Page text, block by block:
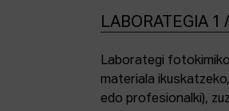
LABORATEGIA 1
Laborategi
materiala
edo profesionalki),